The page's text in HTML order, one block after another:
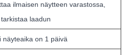
ilmaisen näytteen varastossa,
laadun
näyteaika on 1 päivä